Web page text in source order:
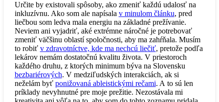
Určite by existovali spôsoby, ako zmeniť každú udalosť na
inkluzívnu. Ako som ale napísala v minulom článku, pred
liečbou som ledva mala energiu na základné prežívanie.
Neviem ani vyjadriť, aké extrémne náročné je potrebovať
zmeniť väčšinu oblastí spoločnosti, aby ma zahŕňala. Musím
to robiť v zdravotníctve, kde ma nechcú liečiť, pretože podľa
lekárov nemám dostatočnú kvalitu života. V priestoroch
každého druhu, z ktorých minimum býva na Slovensku
bezbariérových. V medziľudských interakciách, ak si
neželám byť ponižovaná ableistickými rečami. A to sú len
príklady nevyhnutné pre moje prežitie. Nezostávala mi